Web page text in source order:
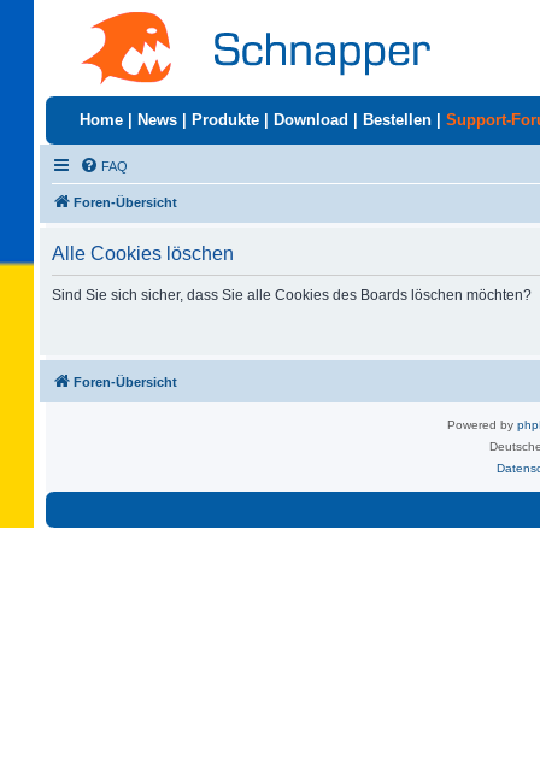
Home News Produkte Download Bestellen Support-
FAQ
Foren-Übersicht
Alle Cookies löschen
Sind Sie sich sicher, dass Sie alle Cookies des Boards löschen möchten?
Foren-Übersicht
Powered by